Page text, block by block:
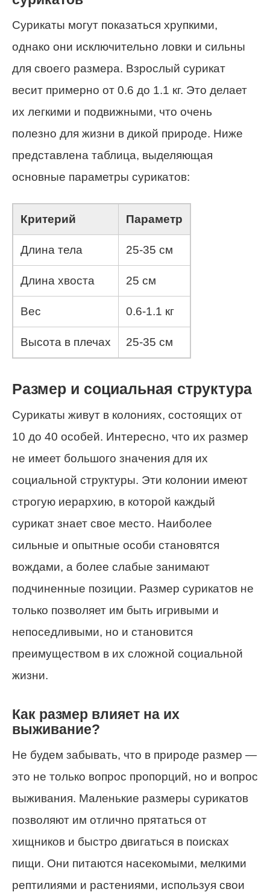
Сурикаты могут показаться хрупкими,
однако они исключительно ловки и сильны
для своего размера. Взрослый сурикат
весит примерно от 0.6 до 1.1 кг. Это делает
их легкими и подвижными, что очень
полезно для жизни в дикой природе. Ниже
представлена таблица, выделяющая
основные параметры сурикатов:
Критерий Параметр
Длина тела 25-35 см
Длина хвоста 25 см
Вес 0.6-1.1 кг
Высота в плечах 25-35 см
Размер и социальная структура
Сурикаты живут в колониях, состоящих от
10 до 40 особей. Интересно, что их размер
не имеет большого значения для их
социальной структуры. Эти колонии имеют
строгую иерархию, в которой каждый
сурикат знает свое место. Наиболее
сильные и опытные особи становятся
вождами, а более слабые занимают
подчиненные позиции. Размер сурикатов не
только позволяет им быть игривыми и
непоседливыми, но и становится
преимуществом в их сложной социальной
жизни.
Как размер влияет на их
выживание?
Не будем забывать, что в природе размер —
это не только вопрос пропорций, но и вопрос
выживания. Маленькие размеры сурикатов
позволяют им отлично прятаться от
хищников и быстро двигаться в поисках
пищи. Они питаются насекомыми, мелкими
рептилиями и растениями, используя свои